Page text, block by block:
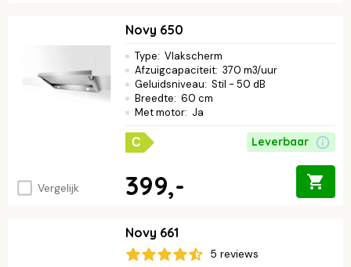
Vergelijk
Novy 650
Type: Vlakscherm
Afzuigcapaciteit: 370 m3/uur
Geluidsniveau: Stil - 50 dB
Breedte: 60 cm
Met motor: Ja
C Leverbaar
399,-
Novy 661
5 reviews